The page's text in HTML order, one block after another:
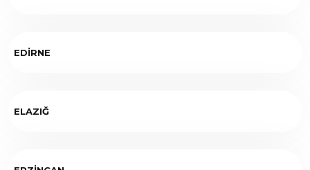
EDİRNE
ELAZIĞ